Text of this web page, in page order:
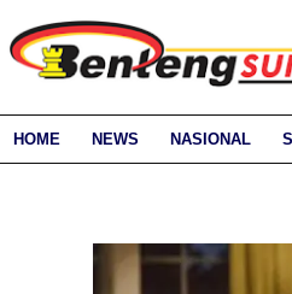
HOME NEWS NASIONAL